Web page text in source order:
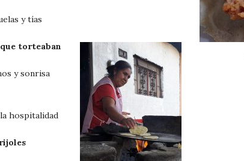
y tías
torteaban
y sonrisa
hospitalidad